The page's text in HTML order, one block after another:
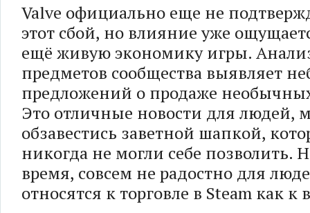
Valve официально еще не
этот сбой, но влияние уже
ещё живую экономику игры.
предметов сообщества выявляет
предложений о продаже
Это отличные новости для людей,
обзавестись заветной шапкой,
никогда не могли себе позволить.
время, совсем не радостно для
относятся к торговле в Steam как к